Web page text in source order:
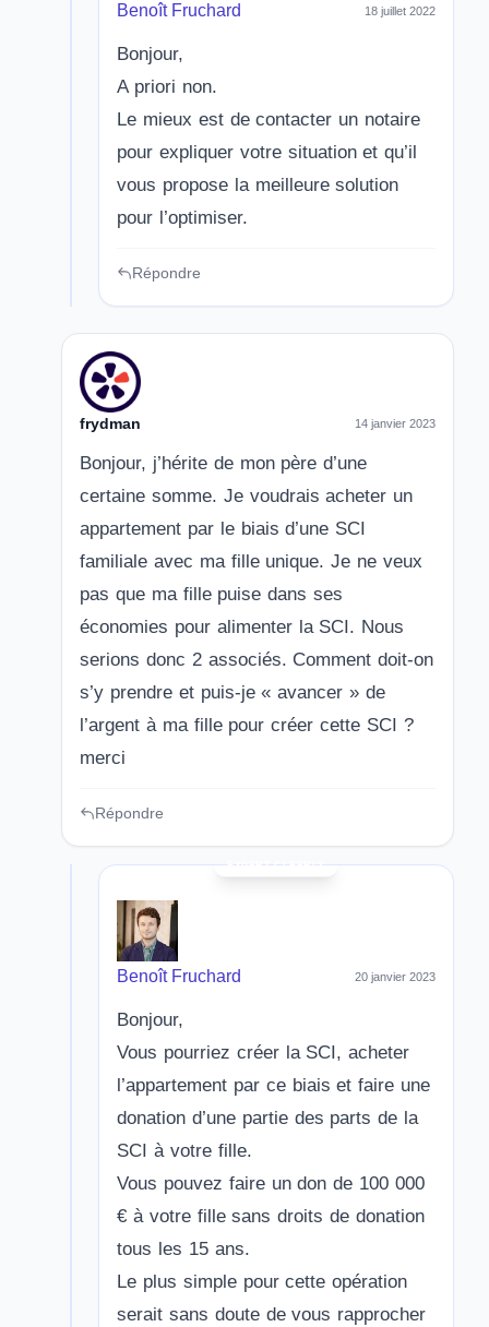
Benoît Fruchard 18 juillet 2022
Bonjour,
A priori non.
Le mieux est de contacter un notaire
pour expliquer votre situation et qu’il
vous propose la meilleure solution
pour l’optimiser.
Répondre
frydman 14 janvier 2023
Bonjour, j’hérite de mon père d’une
certaine somme. Je voudrais acheter un
appartement par le biais d’une SCI
familiale avec ma fille unique. Je ne veux
pas que ma fille puise dans ses
économies pour alimenter la SCI. Nous
serions donc 2 associés. Comment doit-on
s’y prendre et puis-je « avancer » de
l’argent à ma fille pour créer cette SCI ?
merci
Répondre
Benoît Fruchard 20 janvier 2023
Bonjour,
Vous pourriez créer la SCI, acheter
l’appartement par ce biais et faire une
donation d’une partie des parts de la
SCI à votre fille.
Vous pouvez faire un don de 100 000
€ à votre fille sans droits de donation
tous les 15 ans.
Le plus simple pour cette opération
serait sans doute de vous rapprocher